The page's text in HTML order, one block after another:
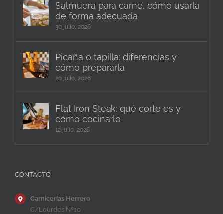
Salmuera para carne, cómo usarla
de forma adecuada
30 julio, 2026
Picaña o tapilla: diferencias y
cómo prepararla
20 julio, 2026
Flat Iron Steak: qué corte es y
cómo cocinarlo
12 julio, 2026
CONTACTO
Carnicerías Herrero
C/Lourdes Nº10